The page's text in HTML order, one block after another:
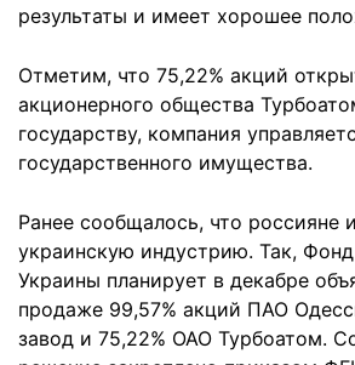
результаты и имеет хорошее
Отметим, что 75,22% акций
акционерного общества
государству, компания
государственного имущества.
Ранее сообщалось, что россияне
украинскую индустрию. Так,
Украины планирует в декабре
продаже 99,57% акций ПАО
завод и 75,22% ОАО Турбоатом.